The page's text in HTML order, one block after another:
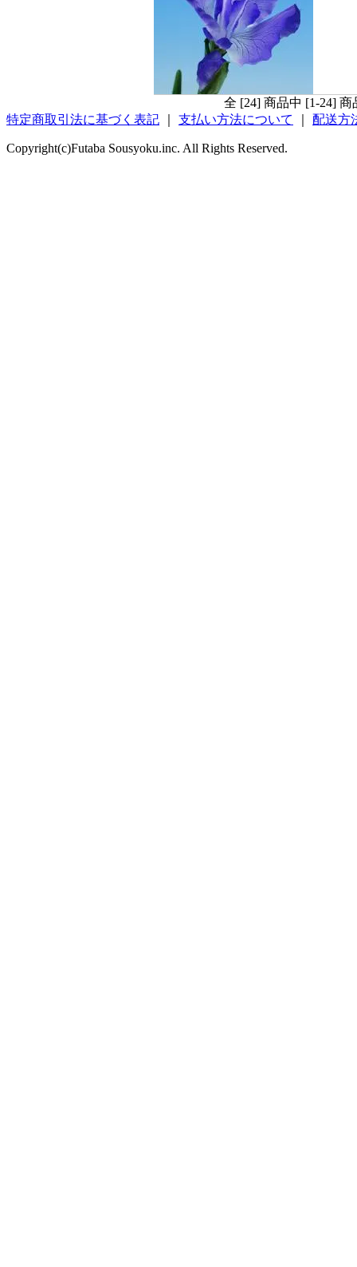
全 [24] 商品中 [1-24]
特定商取引法に基づく表記
支払い方法について 配送方
Copyright(c)Futaba Sousyoku.inc. All Rights Reserved.